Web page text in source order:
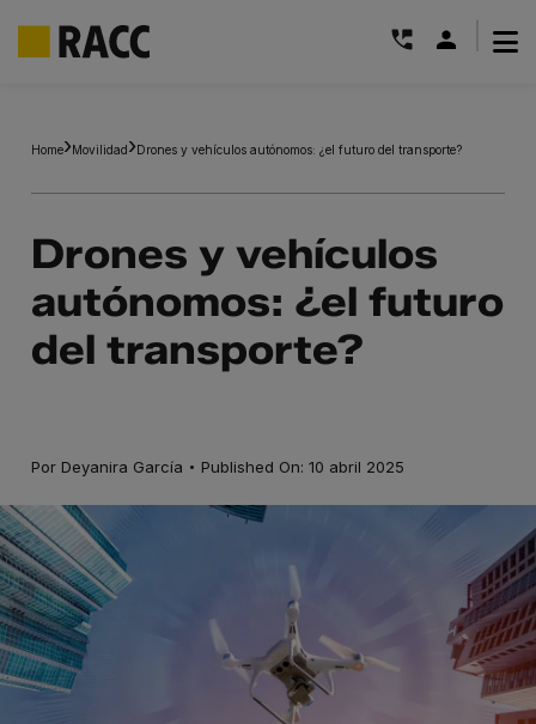
contenido
Home Movilidad Drones y vehículos autónomos: ¿el futuro del transporte?
Drones y vehículos
autónomos: ¿el futuro
del transporte?
Por Deyanira García · Published On: 10 abril 2025